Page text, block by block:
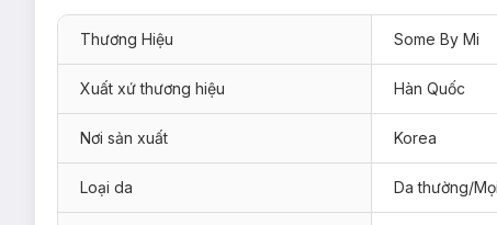
Thương Hiệu Some By Mi
Xuất xứ thương hiệu Hàn Quốc
Nơi sản xuất Korea
Loại da Da thường/